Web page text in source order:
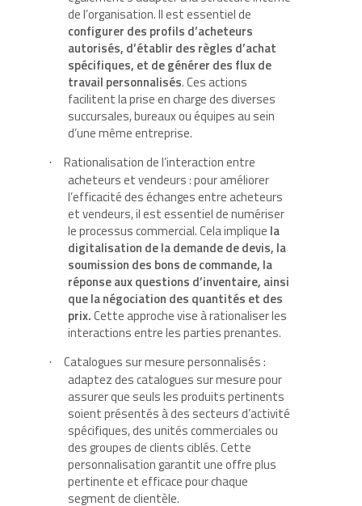
de l’organisation. Il est essentiel de
configurer des profils d’acheteurs
autorisés, d’établir des règles d’achat
spécifiques, et de générer des flux de
travail personnalisés. Ces actions
facilitent la prise en charge des diverses
succursales, bureaux ou équipes au sein
d’une même entreprise.
·
Rationalisation de l’interaction entre
acheteurs et vendeurs : pour améliorer
l’efficacité des échanges entre acheteurs
et vendeurs, il est essentiel de numériser
le processus commercial. Cela implique la
digitalisation de la demande de devis, la
soumission des bons de commande, la
réponse aux questions d’inventaire, ainsi
que la négociation des quantités et des
prix.Cette approche vise à rationaliser les
interactions entre les parties prenantes.
·
Catalogues sur mesure personnalisés :
adaptez des catalogues sur mesure pour
assurer que seuls les produits pertinents
soient présentés à des secteurs d’activité
spécifiques, des unités commerciales ou
des groupes de clients ciblés. Cette
personnalisation garantit une offre plus
pertinente et efficace pour chaque
segment de clientèle.